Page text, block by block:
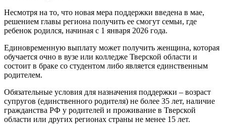
Несмотря на то, что новая мера поддержки введена в мае,
решением главы региона получить ее смогут семьи, где
ребенок родился, начиная с 1 января 2026 года.
Единовременную выплату может получить женщина, которая
обучается очно в вузе или колледже Тверской области и
состоит в браке со студентом либо является единственным
родителем.
Обязательные условия для назначения поддержки – возраст
супругов (единственного родителя) не более 35 лет, наличие
гражданства РФ у родителей и проживание в Тверской
области или других регионах страны не менее 15 лет.